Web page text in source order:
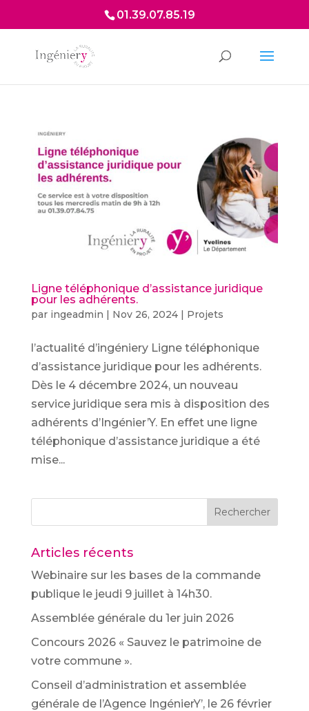
01.39.07.85.19
Ligne téléphonique d’assistance juridique
pour les adhérents.
par ingeadmin | Nov 26, 2024| Projets
l’actualité d’ingéniery Ligne téléphonique
d’assistance juridique pour les adhérents.
Dès le 4 décembre 2024, un nouveau
service juridique sera mis à disposition des
adhérents d’Ingénier’Y. En effet une ligne
téléphonique d’assistance juridique a été
mise...
Rechercher
Articles récents
Webinaire sur les bases de la commande
publique le jeudi 9 juillet à 14h30.
Assemblée générale du 1er juin 2026
Concours 2026 « Sauvez le patrimoine de
votre commune ».
Conseil d’administration et assemblée
générale de l’Agence IngénierY’, le 26 février